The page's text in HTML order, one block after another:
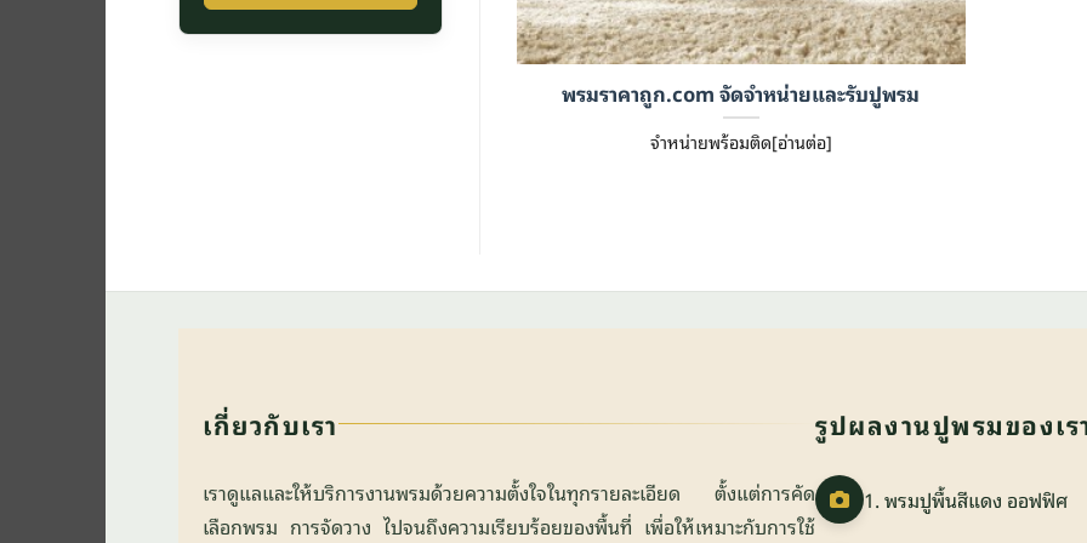
พรมราคาถูก.com จัดจำหน่ายและรับปูพรม
จำหน่ายพร้อมติด[อ่านต่อ]
เกี่ยวกับเรา
เราดูแลและให้บริการงานพรมด้วยความตั้งใจในทุกรายละเอียด ตั้งแต่การคัด
เลือกพรม การจัดวาง ไปจนถึงความเรียบร้อยของพื้นที่ เพื่อให้เหมาะกับการใช้
รูปผลงานปูพรมของเร
1. พรมปูพื้นสีแดง ออฟฟิศ